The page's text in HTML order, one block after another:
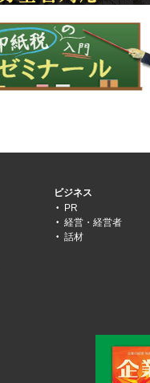
ビジネス
PR
経営・経営者
話材